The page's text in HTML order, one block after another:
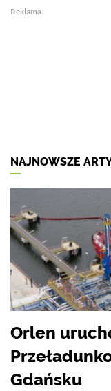
Reklama
NAJNOWSZE
Orlen
Gdańsku